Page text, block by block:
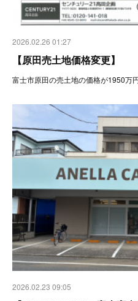
2026.02.26 01:27
【原田売土地価格変更】
富士市原田の売土地の価格が1950万
2026.02.23 09:05